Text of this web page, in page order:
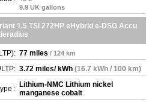
9.9 UK gallons
1.5 TSI 272HP eHybrid e-DSG Accu
77 miles / 124 km
3.72 miles/ kWh (16.7 kWh / 100 km)
: Lithium-NMC Lithium nickel
manganese cobalt